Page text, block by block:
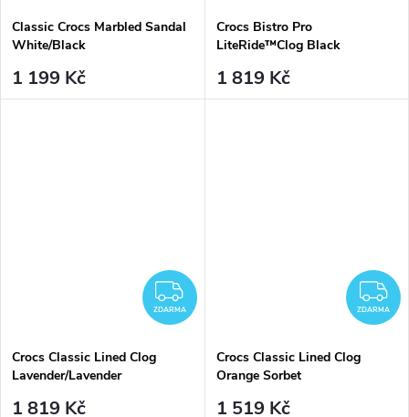
Classic Crocs Marbled Sandal
White/Black
1 199 Kč
Crocs Bistro Pro
LiteRide™Clog Black
1 819 Kč
ZDARMA
ZDARMA
Crocs Classic Lined Clog
Lavender/Lavender
1 819 Kč
ZDARMA
Crocs Classic Lined Clog
Orange Sorbet
1 519 Kč